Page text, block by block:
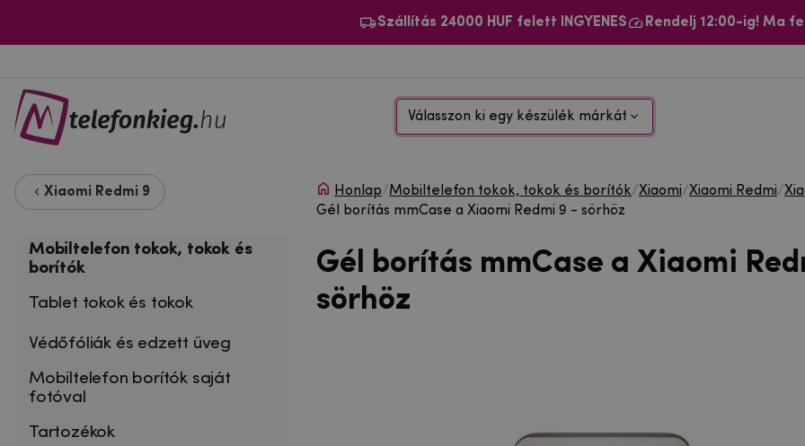
Szállítás 24000 HUF felett INGYENES Rendelj 12:00-ig! Ma
Válasszon ki egy készülék márkát
Xiaomi Redmi 9
Mobiltelefon tokok, tokok és
borítók
Tablet tokok és tokok
Védőfóliák és edzett üveg
Mobiltelefon borítók saját
fotóval
Tartozékok
Honlap/Mobiltelefon tokok, tokok és borítók/Xiaomi/Xiaomi Redmi/
Gél borítás mmCase a Xiaomi Redmi 9 - sörhöz
Gél borítás mmCase a Xiaomi
sörhöz